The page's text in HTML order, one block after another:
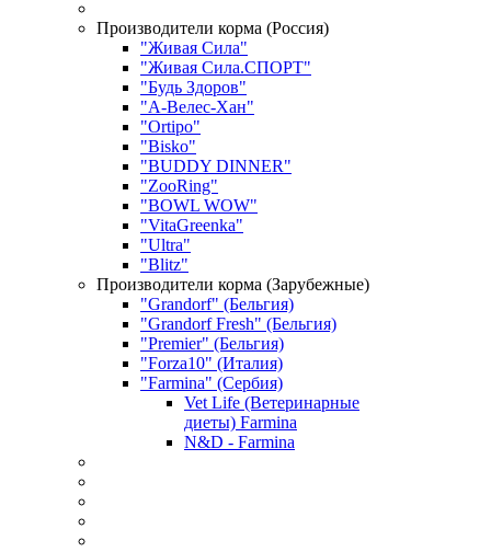
Производители корма (Россия)
"Живая Сила"
"Живая Сила.СПОРТ"
"Будь Здоров"
"А-Велес-Хан"
"Ortipo"
"Bisko"
"BUDDY DINNER"
"ZooRing"
"BOWL WOW"
"VitaGreenka"
"Ultra"
"Blitz"
Производители корма (Зарубежные)
"Grandorf" (Бельгия)
"Grandorf Fresh" (Бельгия)
"Premier" (Бельгия)
"Forza10" (Италия)
"Farmina" (Сербия)
Vet Life (Ветеринарные
диеты) Farmina
N&D - Farmina